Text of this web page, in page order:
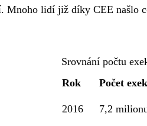
Mnoho lidí již díky CEE našlo
Srovnání počtu
Rok
Počet
2016 7,2